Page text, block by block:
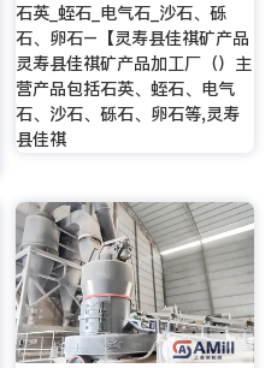
石英_蛭石_电气石_沙石、砾
石、卵石–【灵寿县佳祺矿产品
灵寿县佳祺矿产品加工厂（）主
营产品包括石英、蛭石、电气
石、沙石、砾石、卵石等,灵寿
县佳祺